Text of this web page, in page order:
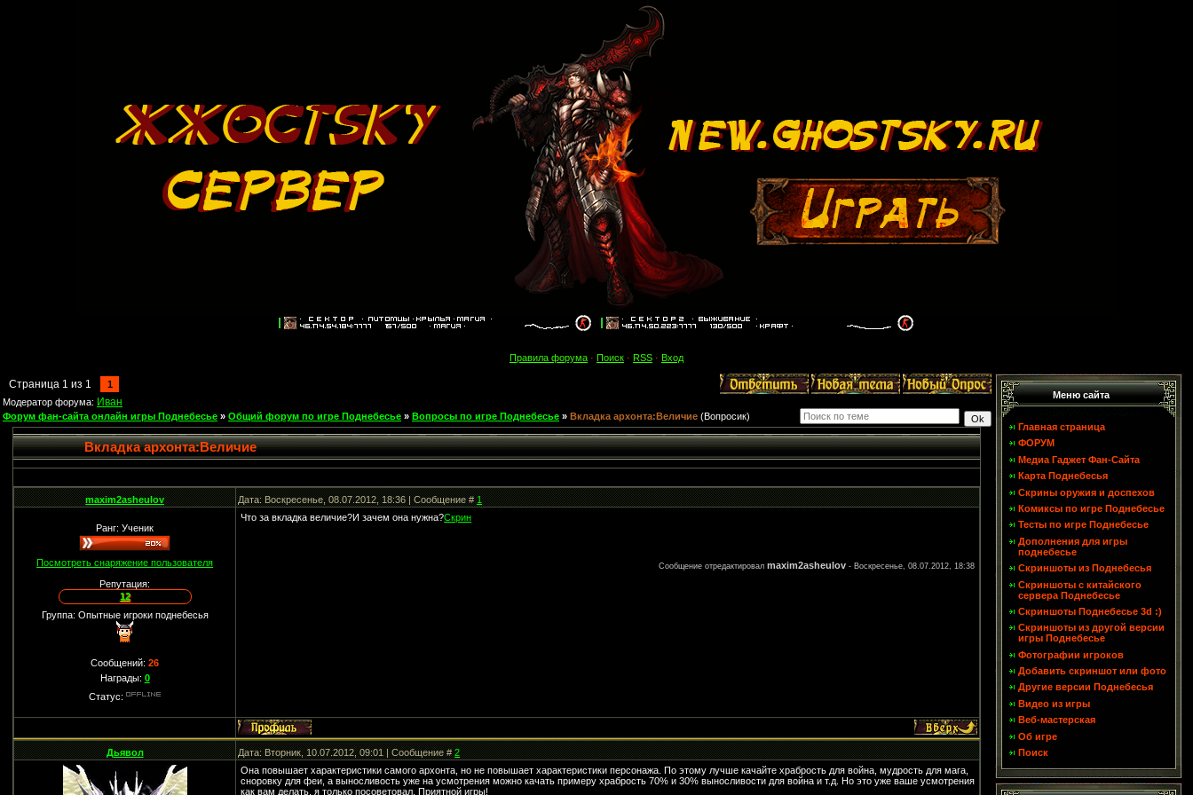
Правила форума · Поиск · RSS · Вход
Страница 1 из 1
1
Модератор форума: Иван
Форум фан-сайта онлайн игры Поднебесье » Общий форум по игре Поднебесье » Вопросы по игре Поднебесье » Вкладка архонта:Величие (Вопросик)
Вкладка архонта:Величие
maxim2asheulov Дата: Воскресенье, 08.07.2012, 18:36 | Сообщение #1
Ранг: Ученик
Посмотреть снаряжение пользователя
Репутация:
12
Группа: Опытные игроки поднебесья
Сообщений:26
Награды: 0
Статус:
Что за вкладка величие?И зачем она нужна?Скрин
Сообщение отредактировалmaxim2asheulov - Воскресенье, 08.07.2012, 18:38
Дьявол Дата: Вторник, 10.07.2012, 09:01 | Сообщение #2
Она повышает характеристики самого архонта, но не повышает характеристики персонажа. По этому лучше качайте храбрость для война, мудрость для мага,
сноровку для феи, а выносливость уже на усмотрения можно качать примеру храбрость 70% и 30% выносливости для война и т.д. Но это уже ваше усмотрения
как вам делать, я только посоветовал. Приятной игры!
Меню сайта
Главная страница
ФОРУМ
Медиа Гаджет Фан-Сайта
Карта Поднебесья
Скрины оружия и доспехов
Комиксы по игре Поднебесье
Тесты по игре Поднебесье
Дополнения для игры
поднебесье
Скриншоты из Поднебесья
Скриншоты с китайского
сервера Поднебесье
Скриншоты Поднебесье 3d :)
Скриншоты из другой версии
игры Поднебесье
Фотографии игроков
Добавить скриншот или фото
Другие версии Поднебесья
Видео из игры
Веб-мастерская
Об игре
Поиск